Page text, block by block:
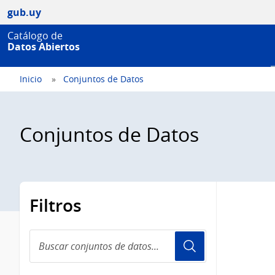
gub.uy
Catálogo de
Datos Abiertos
Inicio Conjuntos de Datos
Conjuntos de Datos
Filtros
conjuntos
de